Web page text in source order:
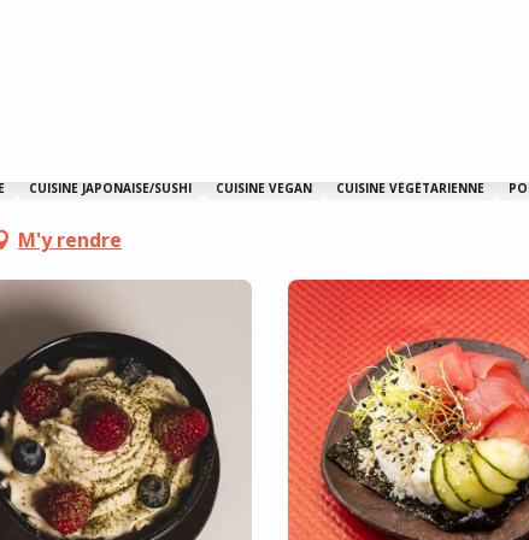
CUISINE JAPONAISE/SUSHI CUISINE VEGAN CUISINE VÉGÉTARIENNE
M'y rendre